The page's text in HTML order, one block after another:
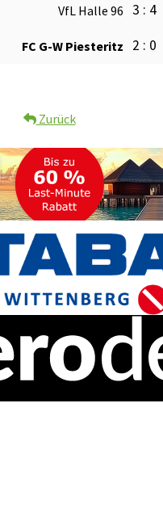
VfL Halle 96 3 : 4
FC G-W Piesteritz 2 : 0
Zurück